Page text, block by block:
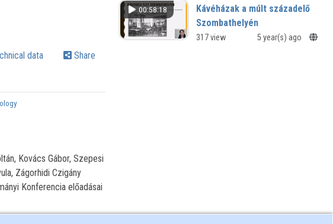
data Share
Kovács Gábor, Szepesi
Zágorhidi Czigány
Konferencia előadásai
század magyar irodalmából
00:58:18
Kávéházak a múlt századelő
Szombathelyén
Nyugdíjas egyetem előadásai - 2021
317 view 5 year(s) ago